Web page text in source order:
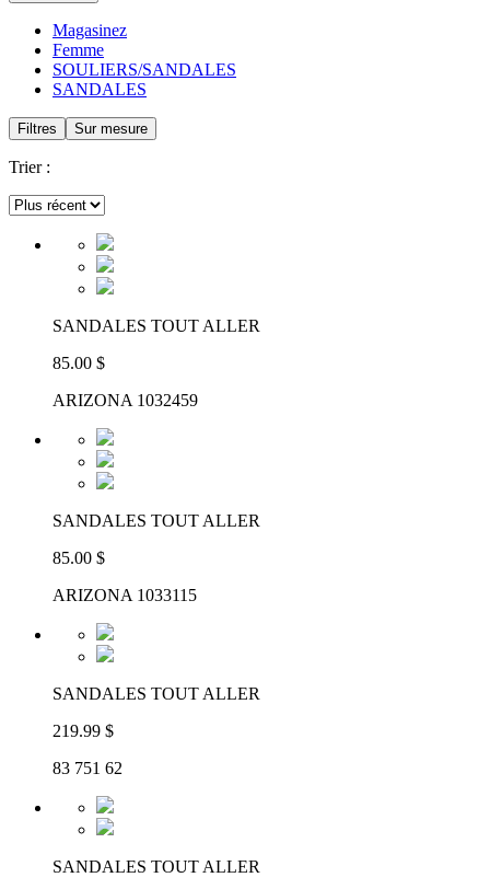
Magasinez
Femme
SOULIERS/SANDALES
SANDALES
Filtres Sur mesure
Trier :
SANDALES TOUT ALLER
85.00 $
ARIZONA 1032459
SANDALES TOUT ALLER
85.00 $
ARIZONA 1033115
SANDALES TOUT ALLER
219.99 $
83 751 62
SANDALES TOUT ALLER